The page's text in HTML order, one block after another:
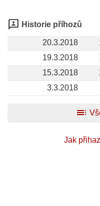
3p Historie příhozů
20.3.2018
19.3.2018
15.3.2018
3.3.2018
toc
Jak